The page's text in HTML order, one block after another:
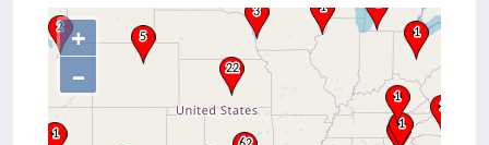
+
–